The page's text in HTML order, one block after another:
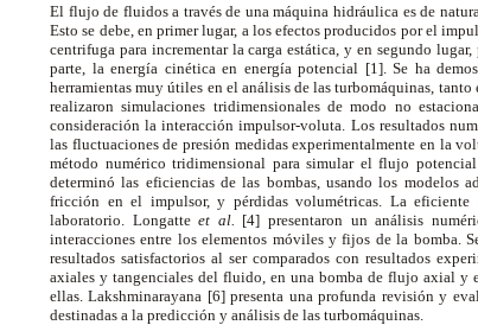
El flujo de fluidos a través de una máquina hidráulica es de
Esto se debe, en primer lugar, a los efectos producidos por el
centrifuga para incrementar la carga estática, y en segundo
parte, la energía cinética en energía potencial [1]. Se ha
herramientas muy útiles en el análisis de las turbomáquinas,
realizaron simulaciones tridimensionales de modo no
consideración la interacción impulsor-voluta. Los resultados
las fluctuaciones de presión medidas experimentalmente en la
método numérico tridimensional para simular el flujo
determinó las eficiencias de las bombas, usando los modelos
fricción en el impulsor, y pérdidas volumétricas. La
laboratorio. Longatteet al. [4] presentaron un análisis
interacciones entre los elementos móviles y fijos de la bomba.
resultados satisfactorios al ser comparados con resultados
axiales y tangenciales del fluido, en una bomba de flujo axial y
ellas. Lakshminarayana [6] presenta una profunda revisión y
destinadas a la predicción y análisis de las turbomáquinas.